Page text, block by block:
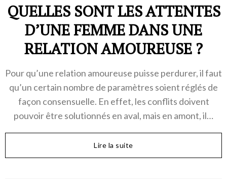
QUELLES SONT LES ATTENTES
D’UNE FEMME DANS UNE
RELATION AMOUREUSE ?
Pour qu’une relation amoureuse puisse perdurer, il faut
qu’un certain nombre de paramètres soient réglés de
façon consensuelle. En effet, les conflits doivent
pouvoir être solutionnés en aval, mais en amont, il…
Lire la suite